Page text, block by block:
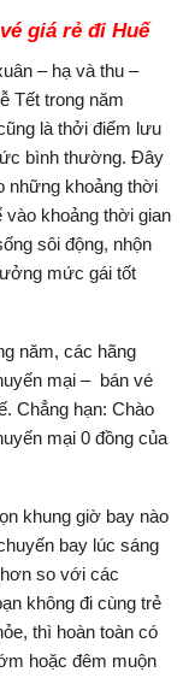
giá rẻ đi Huế
– hạ và thu –
Tết trong năm
là thởi điểm lưu
bình thường. Đây
những khoảng thời
vào khoảng thời gian
sôi động, nhộn
mức gái tốt
năm, các hãng
mại – bán vé
Chẳng hạn: Chào
mại 0 đồng của
khung giờ bay nào
bay lúc sáng
so với các
không đi cùng trẻ
thì hoàn toàn có
hoặc đêm muộn